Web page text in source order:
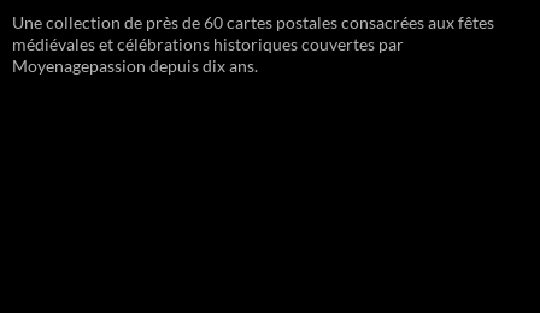
Une collection de près de 60 cartes postales consacrées aux fêtes
médiévales et célébrations historiques couvertes par
Moyenagepassion depuis dix ans.